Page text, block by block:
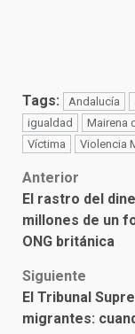
Tags: Andalucía
igualdad
Mairena
Víctima
Violencia
Post
navigation
Anterior
El rastro del
millones de un
ONG británica
Siguiente
El Tribunal
migrantes: